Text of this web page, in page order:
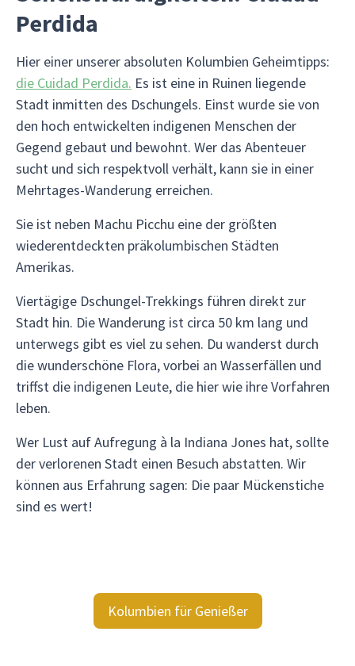
Perdida
Hier einer unserer absoluten Kolumbien Geheimtipps:
die Cuidad Perdida. Es ist eine in Ruinen liegende
Stadt inmitten des Dschungels. Einst wurde sie von
den hoch entwickelten indigenen Menschen der
Gegend gebaut und bewohnt. Wer das Abenteuer
sucht und sich respektvoll verhält, kann sie in einer
Mehrtages-Wanderung erreichen.
Sie ist neben Machu Picchu eine der größten
wiederentdeckten präkolumbischen Städten
Amerikas.
Viertägige Dschungel-Trekkings führen direkt zur
Stadt hin. Die Wanderung ist circa 50 km lang und
unterwegs gibt es viel zu sehen. Du wanderst durch
die wunderschöne Flora, vorbei an Wasserfällen und
triffst die indigenen Leute, die hier wie ihre Vorfahren
leben.
Wer Lust auf Aufregung à la Indiana Jones hat, sollte
der verlorenen Stadt einen Besuch abstatten. Wir
können aus Erfahrung sagen: Die paar Mückenstiche
sind es wert!
Kolumbien für Genießer